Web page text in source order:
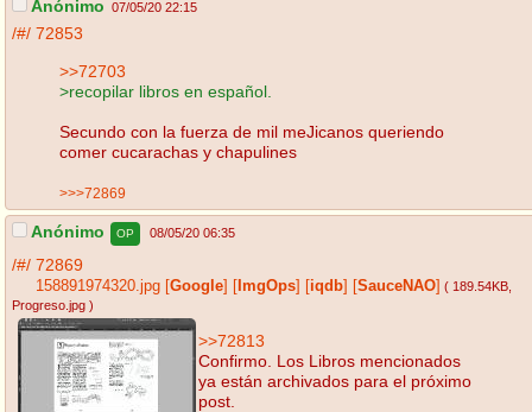
Anónimo 07/05/20 22:15
/#/ 72853
>>72703
>recopilar libros en español.
Secundo con la fuerza de mil meJicanos queriendo
comer cucarachas y chapulines
>>>72869
Anónimo OP 08/05/20 06:35
/#/ 72869
158891974320.jpg Google ImgOps iqdb SauceNAO ( 189.54KB
Progreso.jpg )
>>72813
Confirmo. Los Libros mencionados
ya están archivados para el próximo
post.